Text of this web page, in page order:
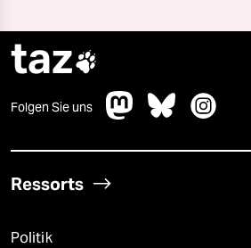
taz
Folgen Sie uns
Ressorts
Politik